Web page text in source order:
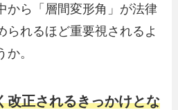
から「層間変形角」が法律
られるほど重要視されるよ
。
改正されるきっかけとな